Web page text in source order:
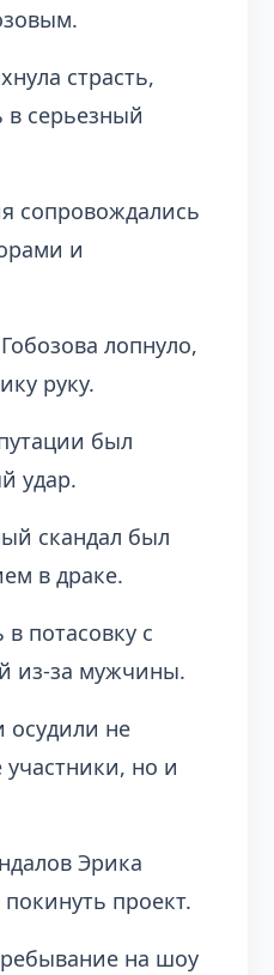
страсть,
в серьезный
сопровождались
и
лопнуло,
руку.
был
удар.
скандал был
в драке.
потасовку с
из-за мужчины.
осудили не
но и
Эрика
проект.
на шоу